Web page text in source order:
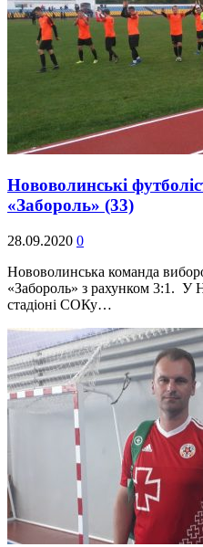
Нововолинські
«Забороль» (33)
28.09.2020 0
Нововолинська команда
«Забороль» з рахунком 3:1. У
стадіоні СОКу…